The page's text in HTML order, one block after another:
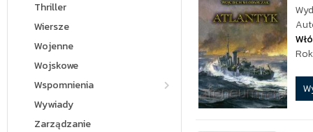
Thriller
Wiersze
Wojenne
Wojskowe
Wspomnienia
Wywiady
Zarządzanie